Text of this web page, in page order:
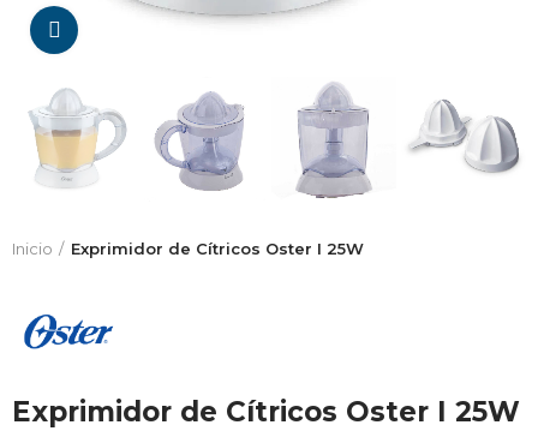
Inicio Exprimidor de Cítricos Oster I 25W
Exprimidor de Cítricos Oster I 25W